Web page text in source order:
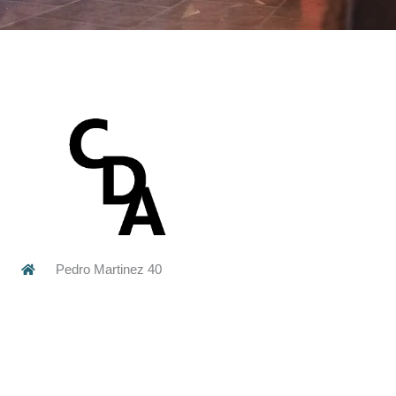
Pedro Martinez 40